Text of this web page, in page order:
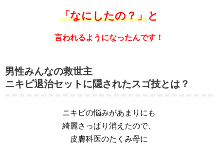
「なにしたの？」と
言われるようになったんです！
男性みんなの救世主
ニキビ退治セットに隠されたスゴ技とは？
ニキビの悩みがあまりにも
綺麗さっぱり消えたので、
皮膚科医のたくみ母に